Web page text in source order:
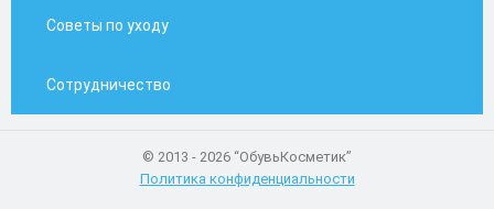
Советы по уходу
Сотрудничество
© 2013 - 2026 “ОбувьКосметик”
Политика конфиденциальности